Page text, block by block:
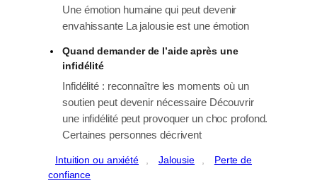
Une émotion humaine qui peut devenir
envahissante La jalousie est une émotion
Quand demander de l’aide après une
infidélité
Infidélité : reconnaître les moments où un
soutien peut devenir nécessaire Découvrir
une infidélité peut provoquer un choc profond.
Certaines personnes décrivent
Intuition ou anxiété Jalousie
Perte de
confiance